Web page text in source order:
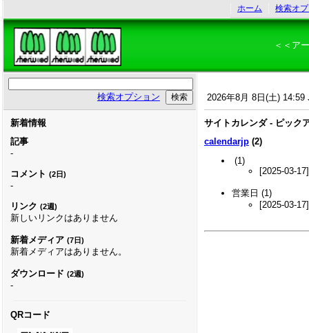
ホーム 検索オ
＜＜ア
検索オプション
新着情報
記事
-
コメント (2日)
-
リンク (2週)
新しいリンクはありません
新着メディア (7日)
新着メディアはありません。
ダウンロード (2週)
-
QRコード
2026年8月 8日(土) 14:59
サイトカレンダ - ピック
calendarjp(2)
(1)
[2025-03-
営業日 (1)
[2025-03-